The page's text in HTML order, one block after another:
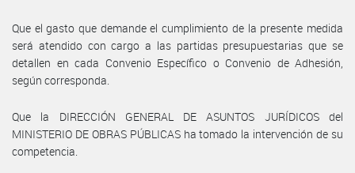
Que el gasto que demande el cumplimiento de la presente medida
será atendido con cargo a las partidas presupuestarias que se
detallen en cada Convenio Específico o Convenio de Adhesión,
según corresponda.
Que la DIRECCIÓN GENERAL DE ASUNTOS JURÍDICOS del
MINISTERIO DE OBRAS PÚBLICAS ha tomado la intervención de su
competencia.